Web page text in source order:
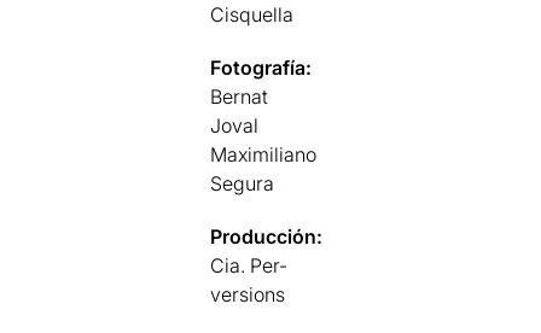
Cisquella
Fotografía:
Bernat
Joval
Maximiliano
Segura
Producción:
Cia. Per-
versions